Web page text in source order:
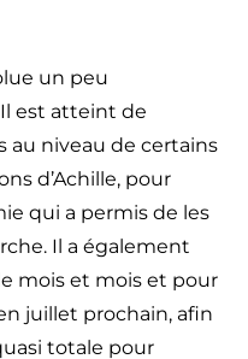
un peu
est atteint de
au niveau de certains
d’Achille, pour
qui a permis de les
Il a également
mois et mois et pour
juillet prochain, afin
totale pour